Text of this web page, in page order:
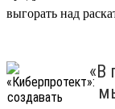
выгорать над
«В